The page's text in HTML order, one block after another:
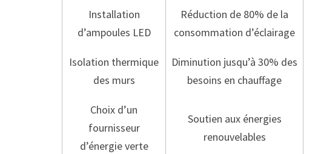
Installation
d’ampoules LED
Réduction de 80% de la
consommation d’éclairage
Isolation thermique
des murs
Diminution jusqu’à 30% des
besoins en chauffage
Choix d’un
fournisseur
d’énergie verte
Soutien aux énergies
renouvelables